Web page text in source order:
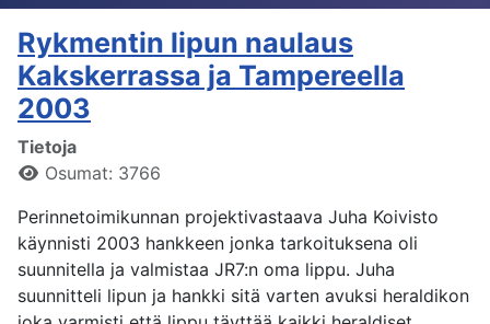
Rykmentin lipun naulaus
Kakskerrassa ja Tampereella
2003
Tietoja
Osumat: 3766
Perinnetoimikunnan projektivastaava Juha Koivisto
käynnisti 2003 hankkeen jonka tarkoituksena oli
suunnitella ja valmistaa JR7:n oma lippu. Juha
suunnitteli lipun ja hankki sitä varten avuksi heraldikon